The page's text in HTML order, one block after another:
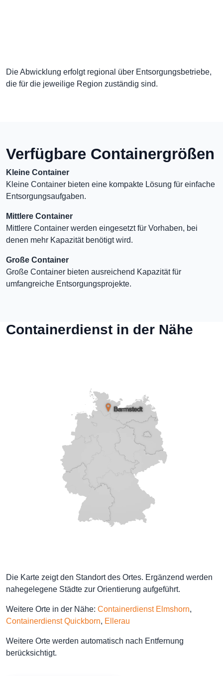
Die Abwicklung erfolgt regional über Entsorgungsbetriebe,
die für die jeweilige Region zuständig sind.
Verfügbare Containergrößen
Kleine Container
Kleine Container bieten eine kompakte Lösung für einfache
Entsorgungsaufgaben.
Mittlere Container
Mittlere Container werden eingesetzt für Vorhaben, bei
denen mehr Kapazität benötigt wird.
Große Container
Große Container bieten ausreichend Kapazität für
umfangreiche Entsorgungsprojekte.
Containerdienst in der Nähe
Die Karte zeigt den Standort des Ortes. Ergänzend werden
nahegelegene Städte zur Orientierung aufgeführt.
Weitere Orte in der Nähe: Containerdienst Elmshorn,
Containerdienst Quickborn, Ellerau
Weitere Orte werden automatisch nach Entfernung
berücksichtigt.